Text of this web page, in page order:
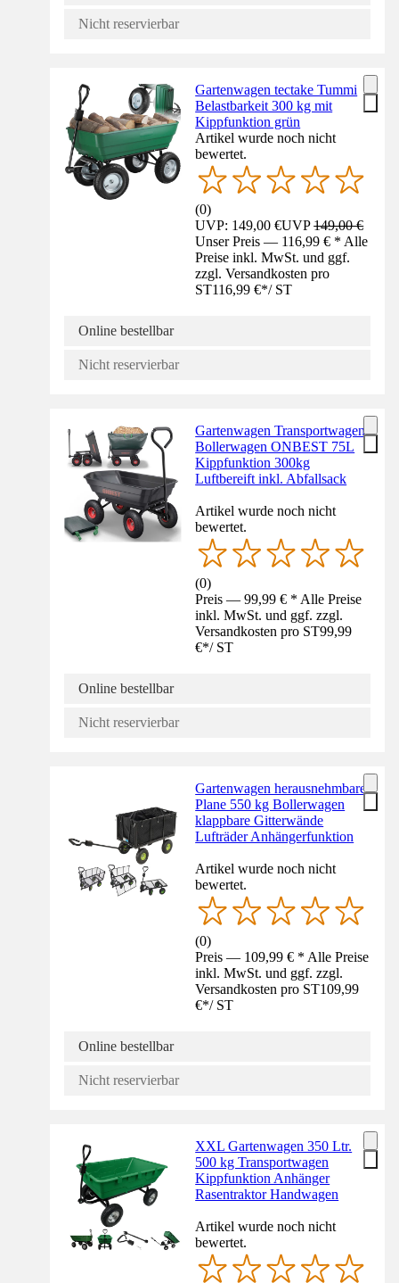
Nicht reservierbar
Gartenwagen tectake Tummi
Belastbarkeit 300 kg mit
Kippfunktion grün
Artikel wurde noch nicht
bewertet.
(0)
UVP: 149,00 €UVP149,00 €
Unser Preis — 116,99 € * Alle
Preise inkl. MwSt. und ggf.
zzgl. Versandkosten pro
ST116,99 €*/ ST
Online bestellbar
Nicht reservierbar
Gartenwagen Transportwagen
Bollerwagen ONBEST 75L
Kippfunktion 300kg
Luftbereift inkl. Abfallsack
Artikel wurde noch nicht
bewertet.
(0)
Preis — 99,99 € * Alle Preise
inkl. MwSt. und ggf. zzgl.
Versandkosten pro ST99,99
€*/ ST
Online bestellbar
Nicht reservierbar
Gartenwagen herausnehmbare
Plane 550 kg Bollerwagen
klappbare Gitterwände
Lufträder Anhängerfunktion
Artikel wurde noch nicht
bewertet.
(0)
Preis — 109,99 € * Alle Preise
inkl. MwSt. und ggf. zzgl.
Versandkosten pro ST109,99
€*/ ST
Online bestellbar
Nicht reservierbar
XXL Gartenwagen 350 Ltr.
500 kg Transportwagen
Kippfunktion Anhänger
Rasentraktor Handwagen
Artikel wurde noch nicht
bewertet.